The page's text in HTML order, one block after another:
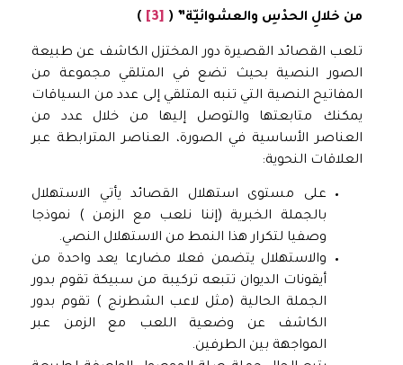
من خلالِ الحدْسِ والعشوائيّة” ( [3]
)
تلعب القصائد القصيرة دور المختزل الكاشف عن طبيعة
الصور النصية بحيث تضع في المتلقي مجموعة من
المفاتيح النصية التي تنبه المتلقي إلى عدد من السياقات
يمكنك متابعتها والتوصل إليها من خلال عدد من
العناصر الأساسية في الصورة، العناصر المترابطة عبر
العلاقات النحوية:
على مستوى استهلال القصائد يأتي الاستهلال
بالجملة الخبرية (إننا نلعب مع الزمن ) نموذجا
وصفيا لتكرار هذا النمط من الاستهلال النصي.
والاستهلال يتضمن فعلا مضارعا يعد واحدة من
أيقونات الديوان تتبعه تركيبة من سبيكة تقوم بدور
الجملة الحالية (مثل لاعب الشطرنج ) تقوم بدور
الكاشف عن وضعية اللعب مع الزمن عبر
المواجهة بين الطرفين.